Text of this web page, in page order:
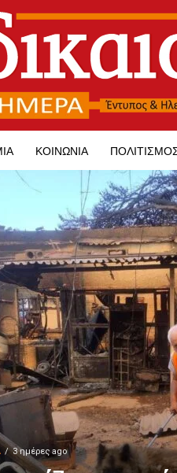
ΚΟΙΝΩΝΊΑ
3 ημέρες ago